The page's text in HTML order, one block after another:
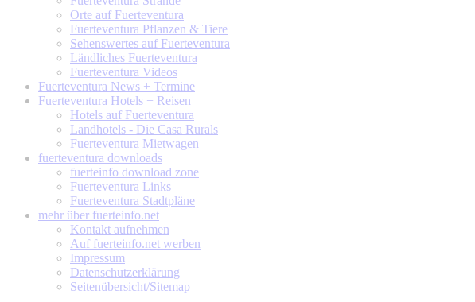
Orte auf Fuerteventura
Fuerteventura Pflanzen & Tiere
Sehenswertes auf Fuerteventura
Ländliches Fuerteventura
Fuerteventura Videos
Fuerteventura News + Termine
Fuerteventura Hotels + Reisen
Hotels auf Fuerteventura
Landhotels - Die Casa Rurals
Fuerteventura Mietwagen
fuerteventura downloads
fuerteinfo download zone
Fuerteventura Links
Fuerteventura Stadtpläne
mehr über fuerteinfo.net
Kontakt aufnehmen
Auf fuerteinfo.net werben
Impressum
Datenschutzerklärung
Seitenübersicht/Sitemap